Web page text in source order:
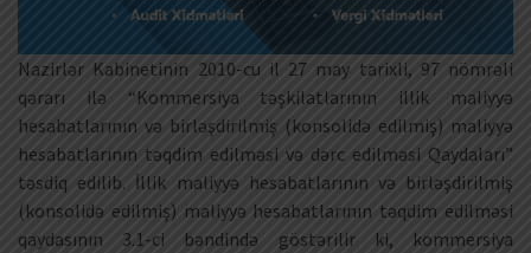
Nazirlər Kabinetinin 2010-cu il 27 may tarixli, 97 nömrəli
qərarı ilə “Kommersiya təşkilatlarının illik maliyyə
hesabatlarının və birləşdirilmiş (konsolidə edilmiş) maliyyə
hesabatlarının təqdim edilməsi və dərc edilməsi Qaydaları”
təsdiq edilib. İllik maliyyə hesabatlarının və birləşdirilmiş
(konsolidə edilmiş) maliyyə hesabatlarının təqdim edilməsi
qaydasının 3.1-ci bəndində göstərilir ki, kommersiya